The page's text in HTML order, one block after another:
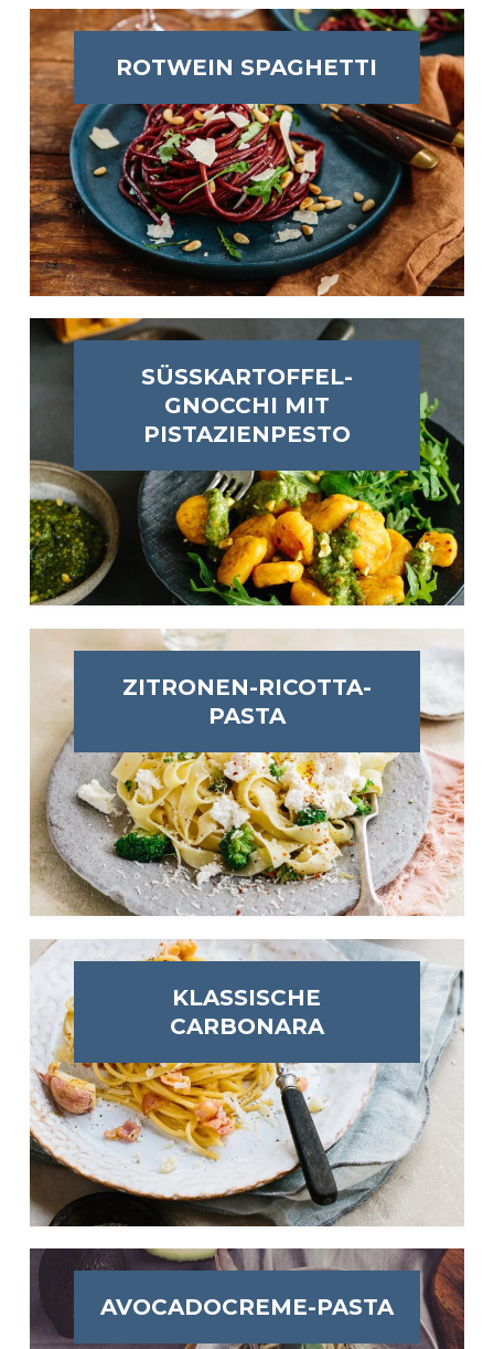
ROTWEIN SPAGHETTI
SÜSSKARTOFFEL-G
NOCCHI MIT P
ISTAZIENPESTO
ZITRONEN-RICOTTA-
PASTA
KLASSISCHE
CARBONARA
AVOCADOCREME-PASTA